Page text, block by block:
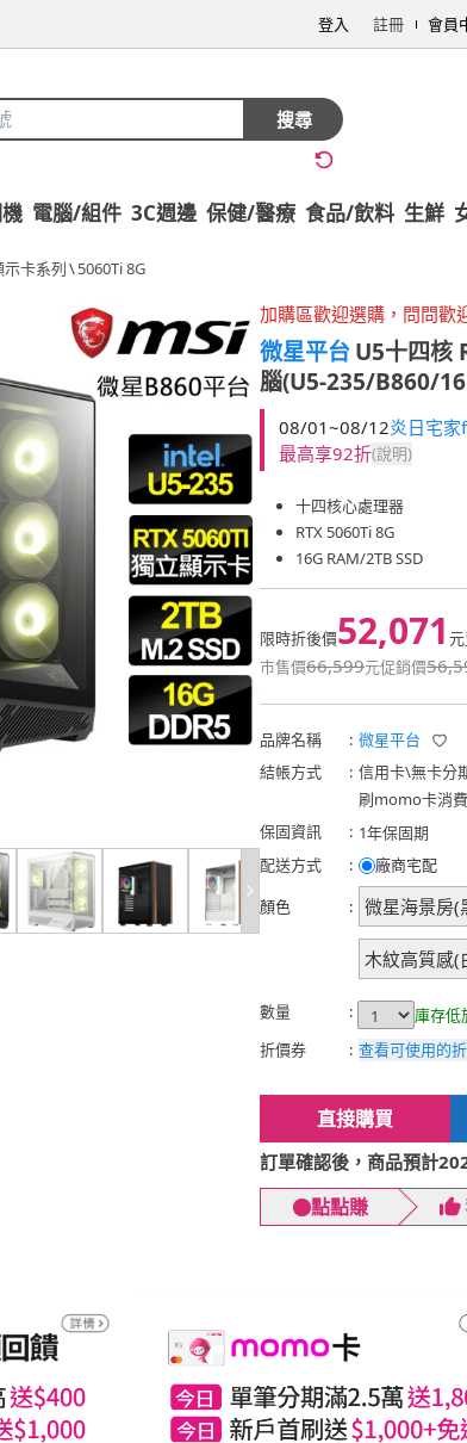
登入 註冊 會員
搜尋
電腦/組件 3C週邊 保健/醫療 食品/飲料 生鮮
示卡系列\5060Ti 8G
加購區歡迎選購，問問歡
微星平台U5十四核
腦(U5-235/B860/
08/01~08/12炎日宅
最高享92折(說明)
十四核心處理器
RTX 5060Ti 8G
16G RAM/2TB SSD
限時折後價52,071 元
市售價66,599元促銷價
品牌名稱 : 微星平台
結帳方式
: 信用卡\無卡分
刷momo卡消
保固資訊
: 1年保固期
配送方式
:
廠商宅配
顏色
: 微星海景房(
木紋高質感(
數量 :
庫存低
折價券
: 查看可使用的
直接購買
訂單確認後，商品預計
點點賺